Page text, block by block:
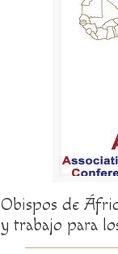
Obispos de
y trabajo para